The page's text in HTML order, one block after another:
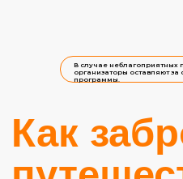
В случае неблагоприятных
организаторы оставляют
программы.